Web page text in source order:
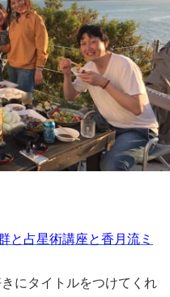
と占星術講座と香月流ミ
にタイトルをつけてくれ